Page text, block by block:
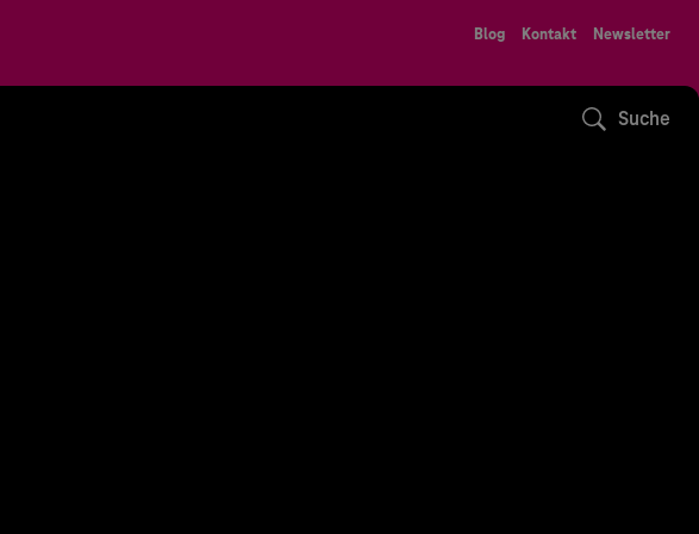
Blog Kontakt Newsletter
Suche